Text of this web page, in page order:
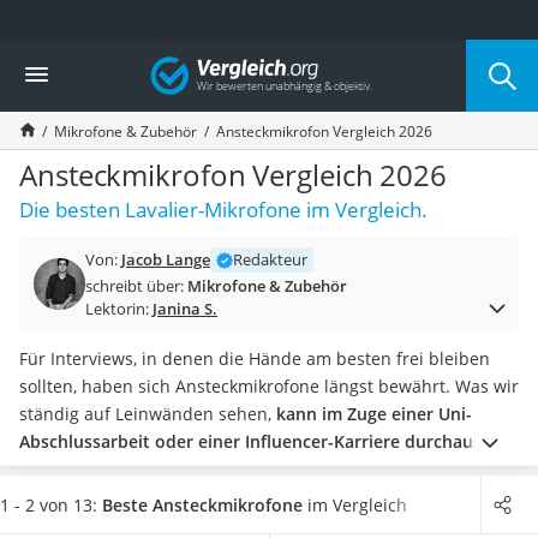
Die beliebtesten Vergleiche nach Kategorie
Elektronik
Powerstation
Monitor 32 Zoll 4K
Fernseher
Drucker
Desktop-PC
Diascanner
Laser-Multifunktionsdrucker
Powerstation mit Solarpanel
Gaming-PC
Soundbar
17-Zoll-Laptop
Satellitenschüssel
Gaming-Headset
Vergleich
Mikrofone & Zubehör Ansteckmikrofon Vergleich 2026
Ansteckmikrofon Vergleich 2026
Die besten Lavalier-Mikrofone im Vergleich.
Von: Jacob Lange
Redakteur
schreibt über: Mikrofone & Zubehör
Lektorin: Janina S.
Für Interviews, in denen die Hände am besten frei bleiben
sollten, haben sich Ansteckmikrofone längst bewährt. Was wir
ständig auf Leinwänden sehen, kann im Zuge einer Uni-
Abschlussarbeit oder einer Influencer-Karriere durchaus
auch für den Otto-Normal-Verbraucher interessant sein.
Neben der Klangqualität gilt es beim Kauf insbesondere auf
1 - 2 von 13: Beste Ansteckmikrofone im Vergleich